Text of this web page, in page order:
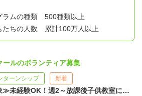
ラムの種類 500種類以上
たちの人数 累計100万人以上
ールのボランティア募集
ターンシップ 新着
≪学生対象≫未経験OK！週2～放課後子供教室にて、こども・教育系インターンシップ